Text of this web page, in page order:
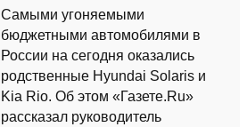
Самыми угоняемыми
бюджетными автомобилями в
России на сегодня оказались
родственные Hyundai Solaris и
Kia Rio. Об этом «Газете.Ru»
рассказал руководитель